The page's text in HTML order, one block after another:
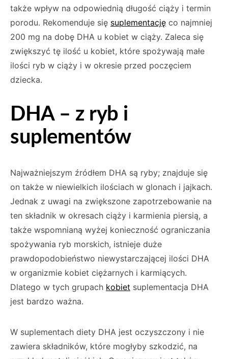
także wpływ na odpowiednią długość ciąży i termin
porodu. Rekomenduje się suplementację co najmniej
200 mg na dobę DHA u kobiet w ciąży. Zaleca się
zwiększyć tę ilość u kobiet, które spożywają małe
ilości ryb w ciąży i w okresie przed poczęciem
dziecka.
DHA – z ryb i
suplementów
Najważniejszym źródłem DHA są ryby; znajduje się
on także w niewielkich ilościach w glonach i jajkach.
Jednak z uwagi na zwiększone zapotrzebowanie na
ten składnik w okresach ciąży i karmienia piersią, a
także wspomnianą wyżej konieczność ograniczania
spożywania ryb morskich, istnieje duże
prawdopodobieństwo niewystarczającej ilości DHA
w organizmie kobiet ciężarnych i karmiących.
Dlatego w tych grupach kobiet suplementacja DHA
jest bardzo ważna.
W suplementach diety DHA jest oczyszczony i nie
zawiera składników, które mogłyby szkodzić, na